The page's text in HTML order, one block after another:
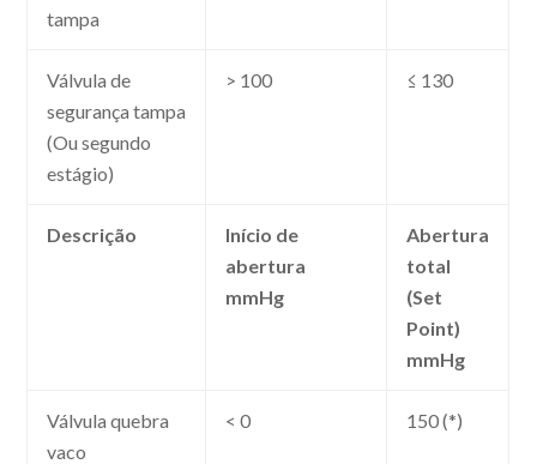
tampa
Válvula de
segurança tampa
(Ou segundo
estágio)
> 100 ≤ 130
Descrição
Início de
abertura
mmHg
Abertura
total
(Set
Point)
mmHg
Válvula quebra
vaco
< 0 150 (*)